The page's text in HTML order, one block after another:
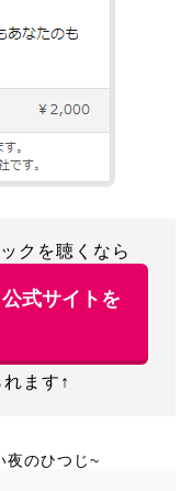
クを聴くなら
式サイトを
ます↑
のひつじ~